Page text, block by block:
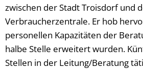
zwischen der Stadt Troisdorf und
Verbraucherzentrale. Er hob
personellen Kapazitäten der
halbe Stelle erweitert wurden.
Stellen in der Leitung/Beratung